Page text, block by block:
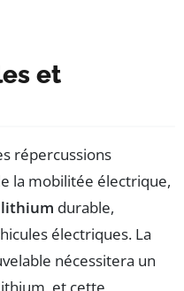
et
répercussions
la mobilitée électrique,
lithium durable,
électriques. La
nécessitera un